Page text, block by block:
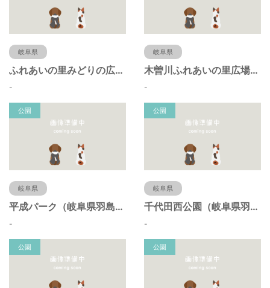
岐阜県
ふれあいの里みどりの広場（岐阜県羽島市）
-
岐阜県
木曽川ふれあいの里広場（岐阜県羽島市）
-
公園
岐阜県
平成パーク（岐阜県羽島市）
-
公園
岐阜県
千代田西公園（岐阜県羽島市）
-
公園 公園